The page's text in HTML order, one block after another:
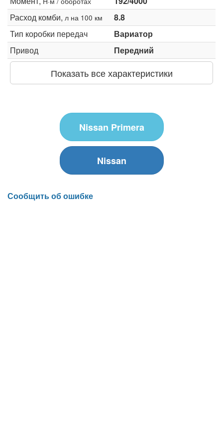
Расход комби, л на 100 км
8.8
Тип коробки передач
Вариатор
Привод
Передний
Показать все характеристики
Nissan Primera
Nissan
Сообщить об ошибке